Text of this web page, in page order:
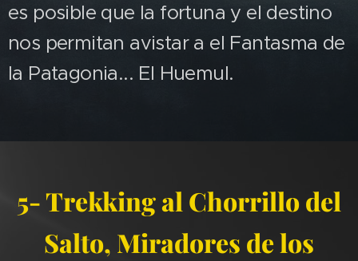
es posible que la fortuna y el destino
nos permitan avistar a el Fantasma de
la Patagonia... El Huemul.
5- Trekking al Chorrillo del
Salto, Miradores de los